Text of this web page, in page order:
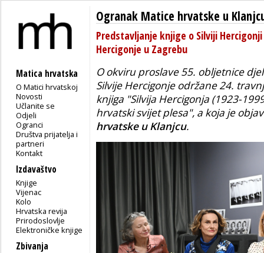
Matica hrvatska
O Matici hrvatskoj
Novosti
Učlanite se
Odjeli
Ogranci
Društva prijatelja i
partneri
Kontakt
Izdavaštvo
Knjige
Vijenac
Kolo
Hrvatska revija
Prirodoslovlje
Elektroničke knjige
Zbivanja
Ogranak Matice hrvatske u
Predstavljanje knjige o Silviji
Hercigonje u Zagrebu
O okviru proslave 55. obljetnice
Silvije Hercigonje održane 24.
knjiga "Silvija Hercigonja (1923-
hrvatski svijet plesa", a koja je
hrvatske u Klanjcu.